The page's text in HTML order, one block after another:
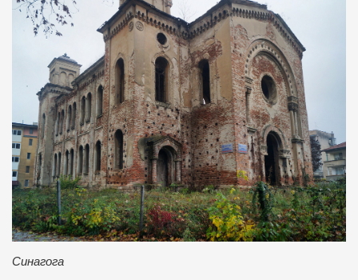
Синагога